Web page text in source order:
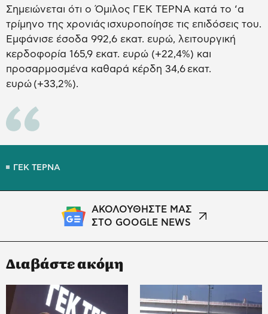
Σημειώνεται ότι ο Όμιλος ΓΕΚ ΤΕΡΝΑ κατά το ‘α
τρίμηνο της χρονιάς ισχυροποίησε τις επιδόσεις του.
Εμφάνισε έσοδα 992,6 εκατ. ευρώ, λειτουργική
κερδοφορία 165,9 εκατ. ευρώ (+22,4%) και
προσαρμοσμένα καθαρά κέρδη 34,6 εκατ.
ευρώ (+33,2%).
ΓΕΚ ΤΕΡΝΑ
ΑΚΟΛΟΥΘΗΣΤΕ ΜΑΣ
ΣΤΟ GOOGLE NEWS
Διαβάστε ακόμη